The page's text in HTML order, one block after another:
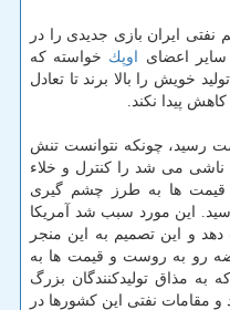
نفتی ایران بازی جدیدی را در
سایر اعضای اوپك خواسته كه
خویش را بالا برند تا تعادل
پیدا نكند.
رسید، چونكه نتوانست تنش
ناشی می شد را كنترل و خلاء
قیمت ها به طرز چشم گیری
مرز ۸۵ دلار هم رسید. این مورد سبب شد آمریكا
دهد و این تصمیم به این منجر
رو به روست و قیمت ها به
مذاق تولیدكنندگان بزرگ
مقامات نفتی این كشورها در